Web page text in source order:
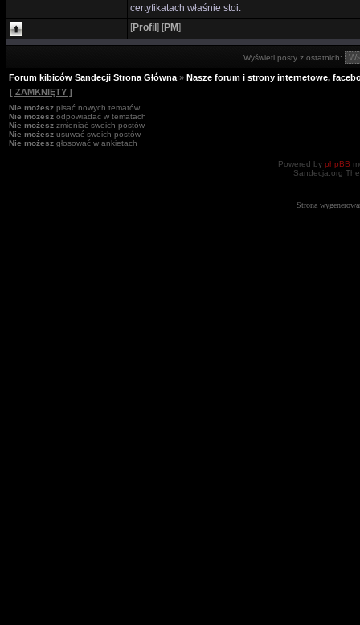
certyfikatach właśnie stoi.
[Profil ] [PM]
Wyświetl posty z ostatnich:
Forum kibiców Sandecji Strona Główna » Nasze forum i strony internetowe,
[ ZAMKNIĘTY ]
Nie możesz pisać nowych tematów
Nie możesz odpowiadać w tematach
Nie możesz zmieniać swoich postów
Nie możesz usuwać swoich postów
Nie możesz głosować w ankietach
Powered by phpBB
Sandecja.org
Strona